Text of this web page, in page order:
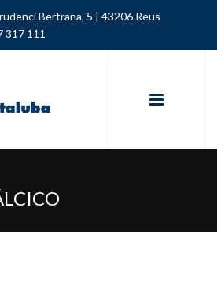
Bertrana, 5 | 43206 Reus
317 111